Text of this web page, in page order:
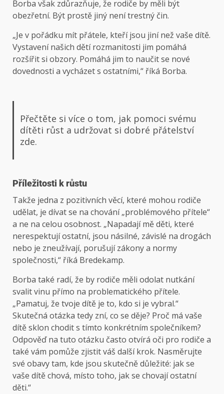
Borba však zdůrazňuje, že rodiče by měli být
obezřetní. Být prostě jiný není trestný čin.
„Je v pořádku mít přátele, kteří jsou jiní než vaše dítě.
Vystavení našich dětí rozmanitosti jim pomáhá
rozšířit si obzory. Pomáhá jim to naučit se nové
dovednosti a vycházet s ostatními,“ říká Borba.
Přečtěte si více o tom, jak pomoci svému
dítěti růst a udržovat si dobré přátelství
zde.
Příležitosti k růstu
Takže jedna z pozitivních věcí, které mohou rodiče
udělat, je dívat se na chování „problémového přítele“
a ne na celou osobnost. „Napadají mě děti, které
nerespektují ostatní, jsou násilné, závislé na drogách
nebo je zneužívají, porušují zákony a normy
společnosti,“ říká Bredekamp.
Borba také radí, že by rodiče měli odolat nutkání
svalit vinu přímo na problematického přítele.
„Pamatuj, že tvoje dítě je to, kdo si je vybral.“
Skutečná otázka tedy zní, co se děje? Proč má vaše
dítě sklon chodit s tímto konkrétním společníkem?
Odpověď na tuto otázku často otvírá oči pro rodiče a
také vám pomůže zjistit váš další krok. Nasměrujte
své obavy tam, kde jsou skutečně důležité: jak se
vaše dítě chová, místo toho, jak se chovají ostatní
děti.“